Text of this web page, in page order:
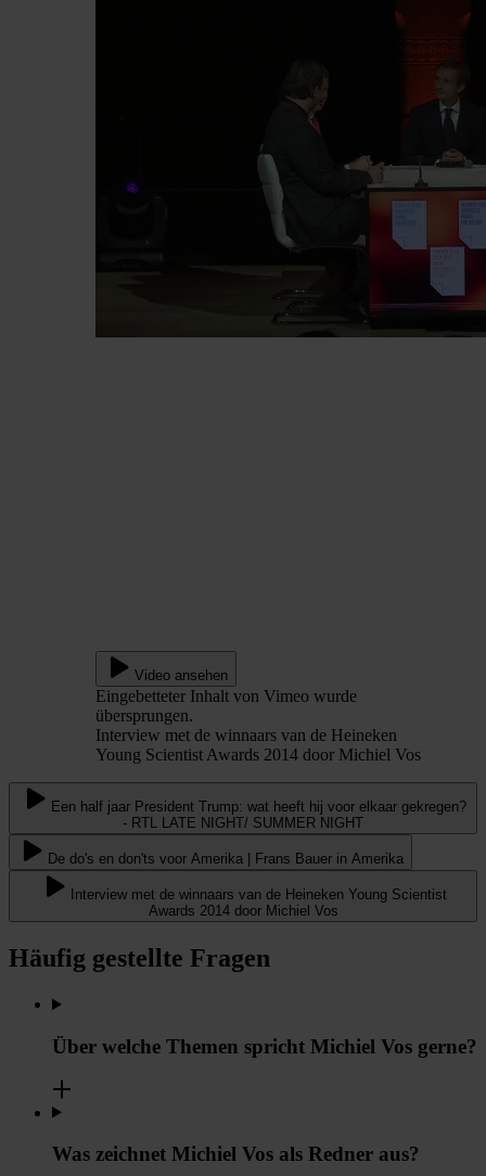
Video ansehen
Eingebetteter Inhalt von Vimeo wurde
übersprungen.
Interview met de winnaars van de Heineken
Young Scientist Awards 2014 door Michiel Vos
Een half jaar President Trump: wat heeft hij voor elkaar gekregen?
- RTL LATE NIGHT/ SUMMER NIGHT
De do's en don'ts voor Amerika | Frans Bauer in Amerika
Interview met de winnaars van de Heineken Young Scientist
Awards 2014 door Michiel Vos
Häufig gestellte Fragen
Über welche Themen spricht Michiel Vos gerne?
Was zeichnet Michiel Vos als Redner aus?